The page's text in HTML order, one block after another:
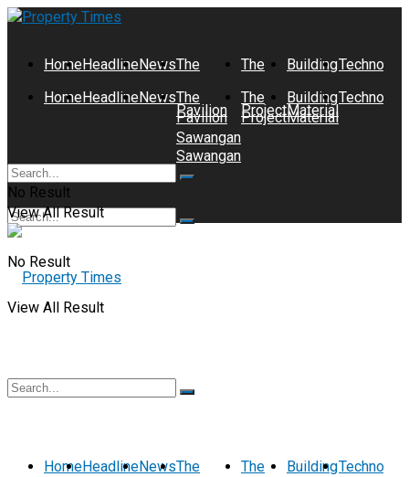
HomeHeadlineNewsThe
Pavilion
Sawangan
The
Project
Building
Material
No Result
View All Result
HomeHeadlineNewsThe
Pavilion
Sawangan
The
Project
Building
Material
No Result
View All Result
HomeHeadlineNewsThe
The
Building